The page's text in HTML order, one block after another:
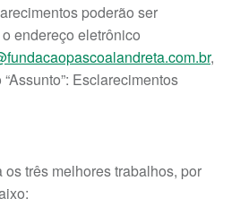
poderão ser
endereço eletrônico
,
Esclarecimentos
três melhores trabalhos, por